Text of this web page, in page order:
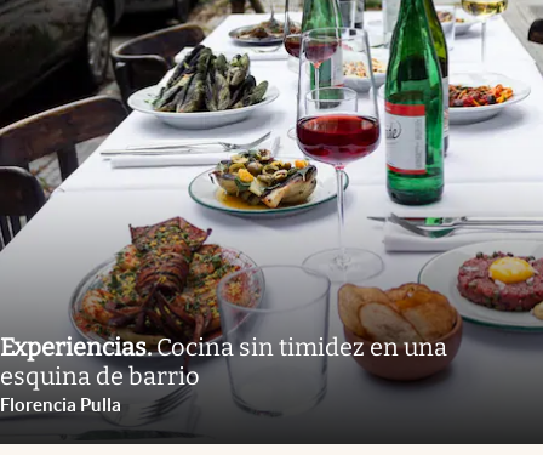
Experiencias.Cocina sin timidez en una
esquina de barrio
Florencia Pulla